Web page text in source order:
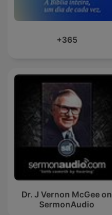
+365
Dr. J Vernon McGee on
SermonAudio